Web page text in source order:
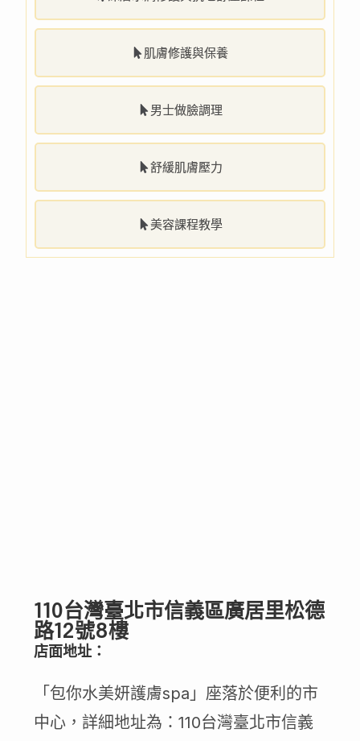
肌膚修護與保養
男士做臉調理
舒緩肌膚壓力
美容課程教學
110台灣臺北市信義區廣居里松德
路12號8樓
店面地址：
「包你水美妍護膚spa」座落於便利的市
中心，詳細地址為：110台灣臺北市信義